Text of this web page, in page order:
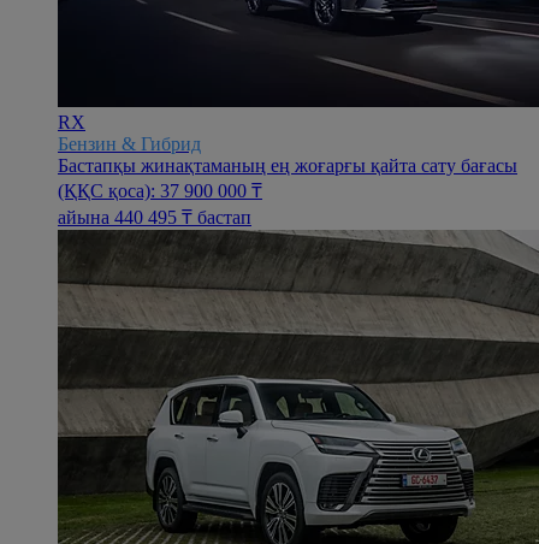
RX
Бензин & Гибрид
Бастапқы жинақтаманың ең жоғарғы қайта сату бағасы
(ҚҚС қоса): 37 900 000 ₸
айына 440 495 ₸ бастап